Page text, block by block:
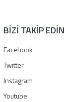
BİZİ TAKİP EDİN
Facebook
Twitter
Instagram
Youtube